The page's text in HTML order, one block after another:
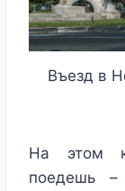
Въезд в
На этом
поедешь